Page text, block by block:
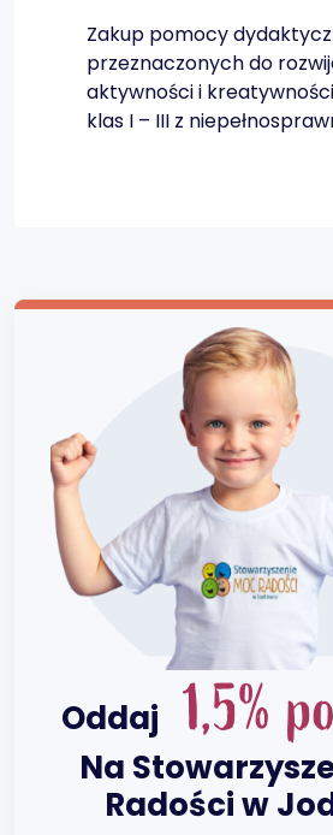
Zakup pomocy
przeznaczonych do
aktywności i
klas I – III z
Oddaj 1,5%
Na
Radości w